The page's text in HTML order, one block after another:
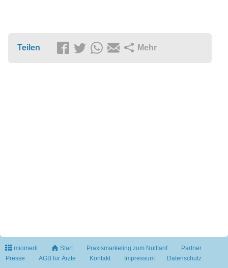
Teilen Mehr
miomedi Start Praxismarketing zum Nulltarif
Partner
Presse
AGB für Ärzte Kontakt Impressum Datenschutz